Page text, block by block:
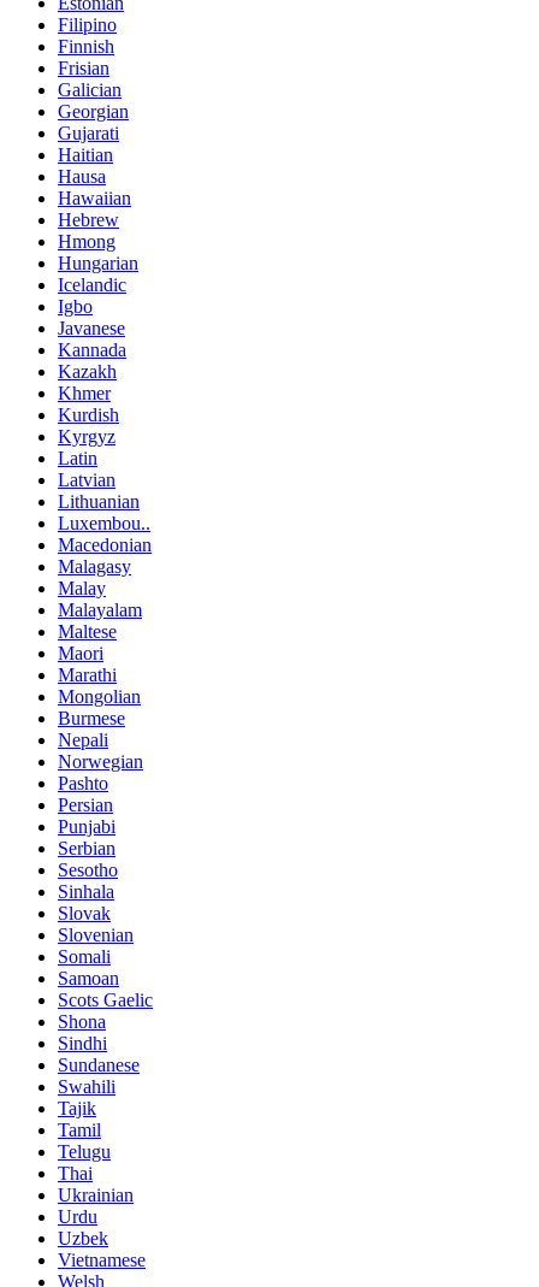
Filipino
Finnish
Frisian
Galician
Georgian
Gujarati
Haitian
Hausa
Hawaiian
Hebrew
Hmong
Hungarian
Icelandic
Igbo
Javanese
Kannada
Kazakh
Khmer
Kurdish
Kyrgyz
Latin
Latvian
Lithuanian
Luxembou..
Macedonian
Malagasy
Malay
Malayalam
Maltese
Maori
Marathi
Mongolian
Burmese
Nepali
Norwegian
Pashto
Persian
Punjabi
Serbian
Sesotho
Sinhala
Slovak
Slovenian
Somali
Samoan
Scots Gaelic
Shona
Sindhi
Sundanese
Swahili
Tajik
Tamil
Telugu
Thai
Ukrainian
Urdu
Uzbek
Vietnamese
Welsh